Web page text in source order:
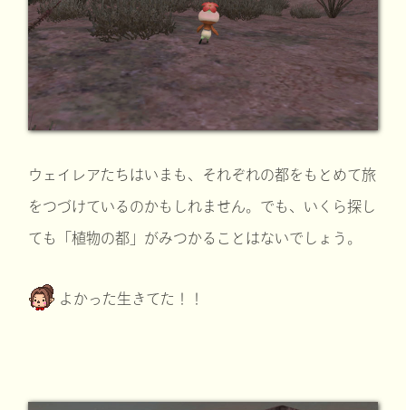
ウェイレアたちはいまも、それぞれの都をもとめて旅
をつづけているのかもしれません。でも、いくら探し
ても「植物の都」がみつかることはないでしょう。
よかった生きてた！！